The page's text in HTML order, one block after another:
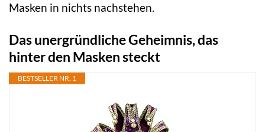
Masken in nichts nachstehen.
Das unergründliche Geheimnis, das
hinter den Masken steckt
BESTSELLER NR. 1